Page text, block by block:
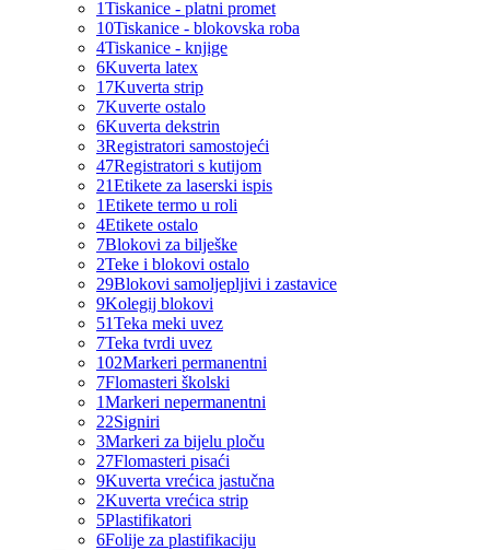
1Tiskanice - platni promet
10Tiskanice - blokovska roba
4Tiskanice - knjige
6Kuverta latex
17Kuverta strip
7Kuverte ostalo
6Kuverta dekstrin
3Registratori samostojeći
47Registratori s kutijom
21Etikete za laserski ispis
1Etikete termo u roli
4Etikete ostalo
7Blokovi za bilješke
2Teke i blokovi ostalo
29Blokovi samoljepljivi i zastavice
9Kolegij blokovi
51Teka meki uvez
7Teka tvrdi uvez
102Markeri permanentni
7Flomasteri školski
1Markeri nepermanentni
22Signiri
3Markeri za bijelu ploču
27Flomasteri pisaći
9Kuverta vrećica jastučna
2Kuverta vrećica strip
5Plastifikatori
6Folije za plastifikaciju